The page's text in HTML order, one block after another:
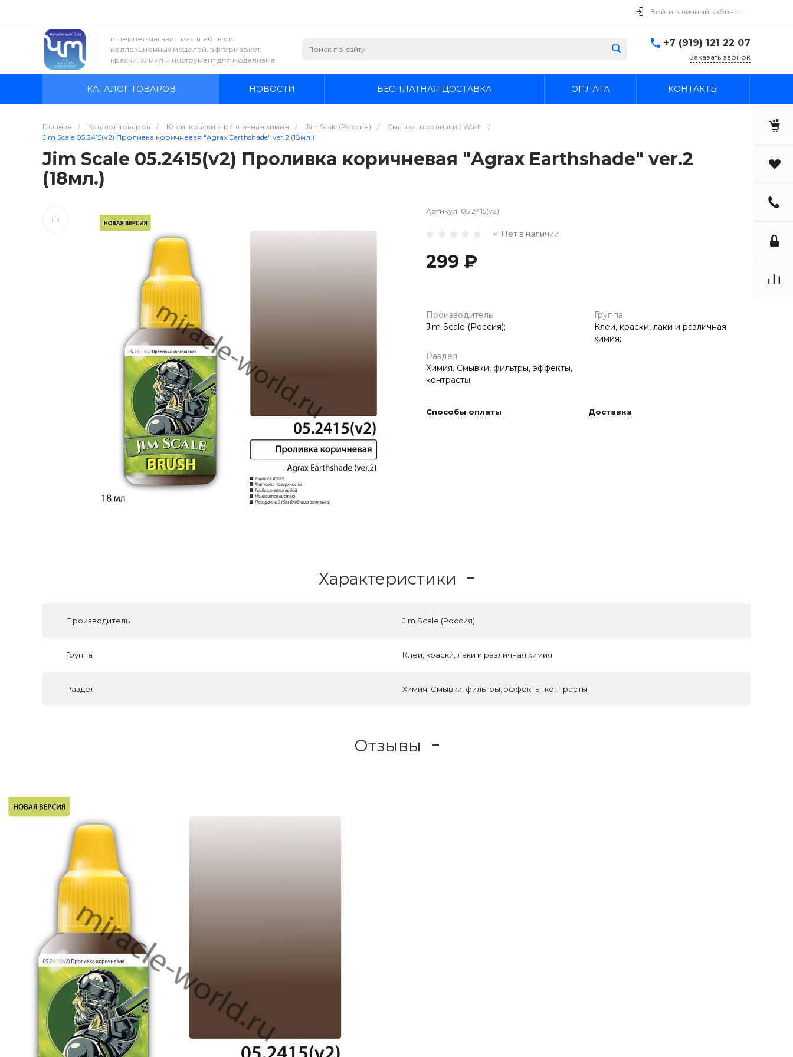
Войти в личный кабинет
интернет-магазин масштабных и
коллекционных моделей, афтермаркет,
краски, химия и инструмент для моделизма
+7 (919) 121 22 07
Заказать звонок
КАТАЛОГ ТОВАРОВ НОВОСТИ БЕСПЛАТНАЯ ДОСТАВКА ОПЛАТА КОНТАКТЫ
Главная / Каталог товаров / Клеи, краски и различная химия / Jim Scale (Россия) / Смывки, проливки / Wash
/
Jim Scale 05.2415(v2) Проливка коричневая "Agrax Earthshade" ver.2 (18мл.)
Jim Scale 05.2415(v2) Проливка коричневая "Agrax Earthshade" ver.2
(18мл.)
Артикул: 05.2415(v2)
Нет в наличии
299 ₽
Производитель
Jim Scale (Россия);
Группа
Клеи, краски, лаки и различная
химия;
Раздел
Химия. Смывки, фильтры, эффекты,
контрасты;
Способы оплаты Доставка
Характеристики
Производитель Jim Scale (Россия)
Группа Клеи, краски, лаки и различная химия
Раздел Химия. Смывки, фильтры, эффекты, контрасты
Отзывы